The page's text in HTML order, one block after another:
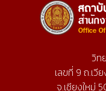
วิท
เลขที่ 9 ถ.เวี
จ.เชียงใหม่